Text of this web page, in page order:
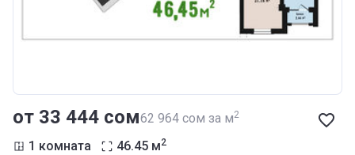
от ‍33 444 сом‍62 964 сом за м2
1 комната 46.45 м2